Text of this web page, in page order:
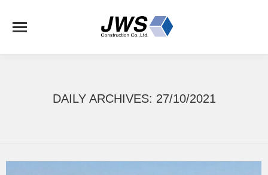
DAILY ARCHIVES: 27/10/2021